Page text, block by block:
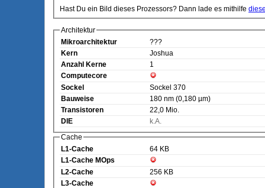
Hast Du ein Bild dieses Prozessors? Dann lade es mithilfe
Architektur
Mikroarchitektur
???
Kern
Joshua
Anzahl Kerne
1
Computecore
Sockel
Sockel 370
Bauweise
180 nm (0,180 µm)
Transistoren
22,0 Mio.
DIE
k.A.
Cache
L1-Cache
64 KB
L1-Cache MOps
L2-Cache
256 KB
L3-Cache